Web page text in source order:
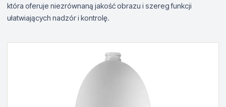
która oferuje niezrównaną jakość obrazu i szereg funkcji
ułatwiających nadzór i kontrolę.